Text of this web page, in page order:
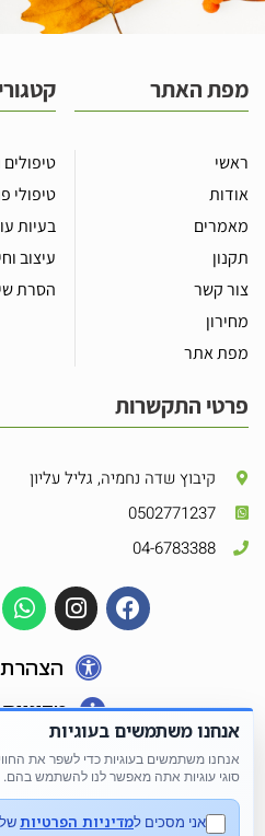
מפת האתר
ראשי
אודות
מאמרים
תקנון
צור קשר
מחירון
מפת אתר
טיפולים
טיפולי
בעיות
עיצוב
הסרת
פרטי התקשרות
קיבוץ שדה נחמיה, גליל עליון
0502771237
04-6783388
הצהרת
אנחנו משתמשים בעוגיות
אנחנו משתמשים בעוגיות כדי לשפר את
סוגי עוגיות אתה מאפשר לנו להשתמש בהם.
אני מסכים למדיניות הפרטיות